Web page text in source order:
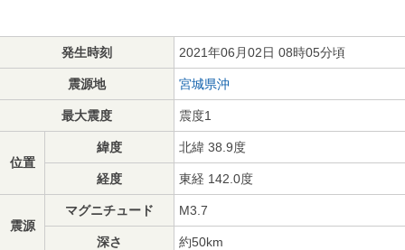
発生時刻 2021年06月02日 08時05分頃
震源地 宮城県沖
最大震度 震度1
位置
緯度 北緯 38.9度
経度 東経 142.0度
震源
マグニチュード M3.7
深さ 約50km